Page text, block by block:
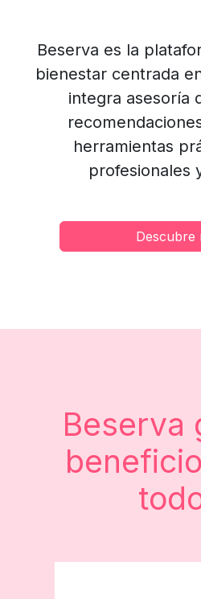
Beserva es la
bienestar centrada
integra asesoría
herramientas
profesionales
Descubre
Beserva